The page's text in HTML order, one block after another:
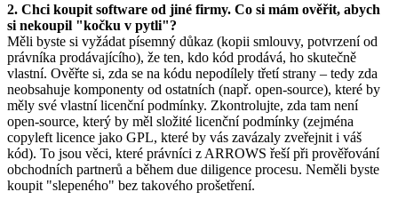
2. Chci koupit software od jiné firmy. Co si mám ověřit, abych
si nekoupil "kočku v pytli"?
Měli byste si vyžádat písemný důkaz (kopii smlouvy, potvrzení od
právníka prodávajícího), že ten, kdo kód prodává, ho skutečně
vlastní. Ověřte si, zda se na kódu nepodílely třetí strany – tedy zda
neobsahuje komponenty od ostatních (např. open-source), které by
měly své vlastní licenční podmínky. Zkontrolujte, zda tam není
open-source, který by měl složité licenční podmínky (zejména
copyleft licence jako GPL, které by vás zavázaly zveřejnit i váš
kód). To jsou věci, které právníci z ARROWS řeší při prověřování
obchodních partnerů a během due diligence procesu. Neměli byste
koupit "slepeného" bez takového prošetření.